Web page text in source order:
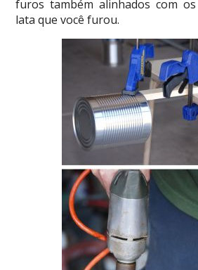
furos também alinhados com
lata que você furou.